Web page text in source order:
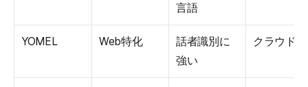
言語
YOMEL Web特化
話者識別に
強い
クラウド